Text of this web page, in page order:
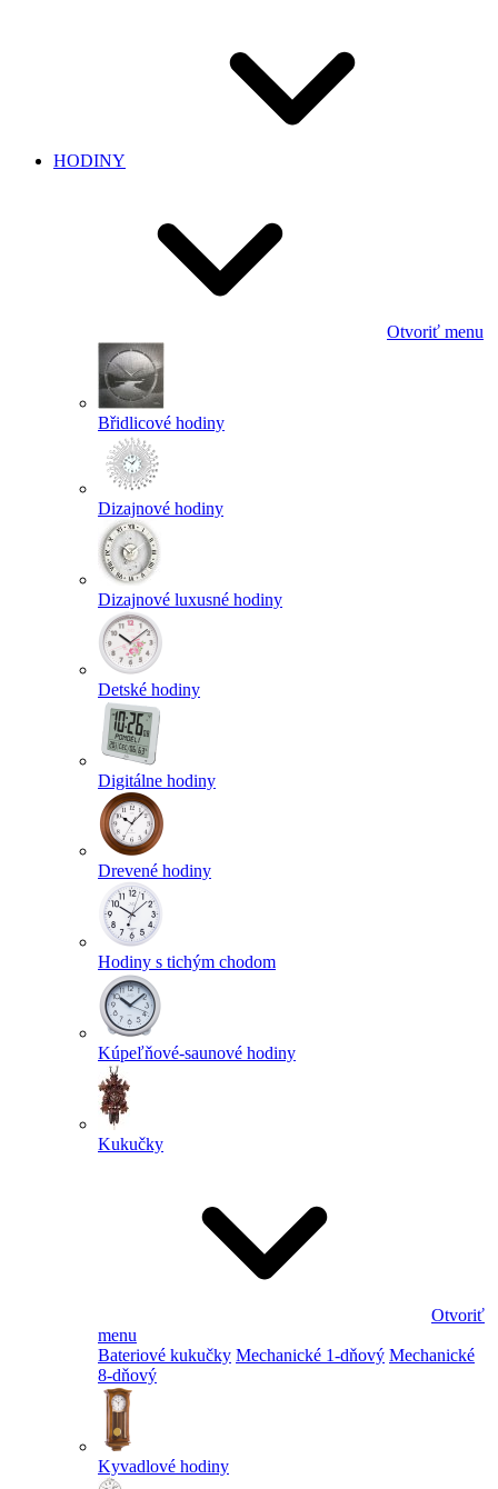
HODINY
Otvoriť menu
Břidlicové hodiny
Dizajnové hodiny
Dizajnové luxusné hodiny
Detské hodiny
Digitálne hodiny
Drevené hodiny
Hodiny s tichým chodom
Kúpeľňové-saunové hodiny
Kukučky
Otvoriť
menu
Bateriové kukučky Mechanické 1-dňový Mechanické
8-dňový
Kyvadlové hodiny